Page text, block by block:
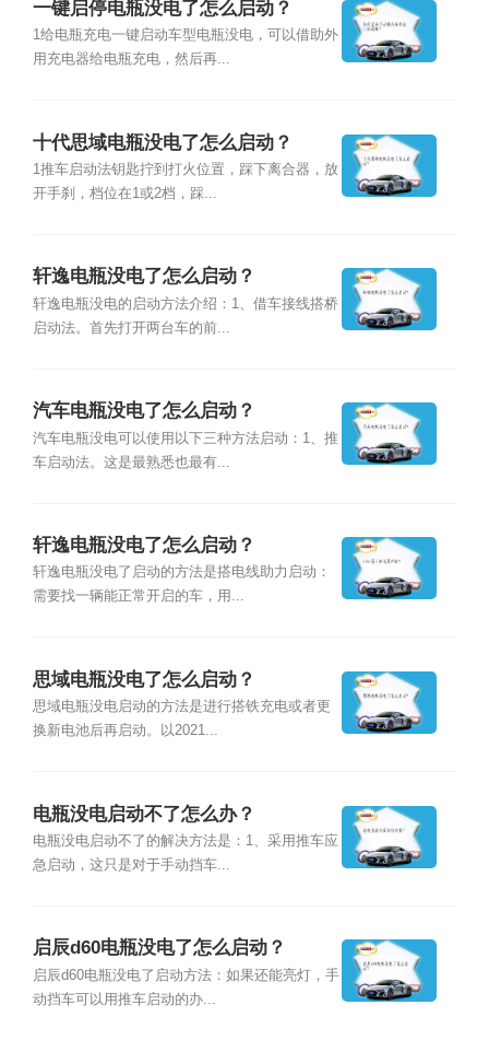
一键启停电瓶没电了怎么启动？
1给电瓶充电一键启动车型电瓶没电，可以借助外
用充电器给电瓶充电，然后再...
十代思域电瓶没电了怎么启动？
1推车启动法钥匙拧到打火位置，踩下离合器，放
开手刹，档位在1或2档，踩...
轩逸电瓶没电了怎么启动？
轩逸电瓶没电的启动方法介绍：1、借车接线搭桥
启动法。首先打开两台车的前...
汽车电瓶没电了怎么启动？
汽车电瓶没电可以使用以下三种方法启动：1、推
车启动法。这是最熟悉也最有...
轩逸电瓶没电了怎么启动？
轩逸电瓶没电了启动的方法是搭电线助力启动：
需要找一辆能正常开启的车，用...
思域电瓶没电了怎么启动？
思域电瓶没电启动的方法是进行搭铁充电或者更
换新电池后再启动。以2021...
电瓶没电启动不了怎么办？
电瓶没电启动不了的解决方法是：1、采用推车应
急启动，这只是对于手动挡车...
启辰d60电瓶没电了怎么启动？
启辰d60电瓶没电了启动方法：如果还能亮灯，手
动挡车可以用推车启动的办...